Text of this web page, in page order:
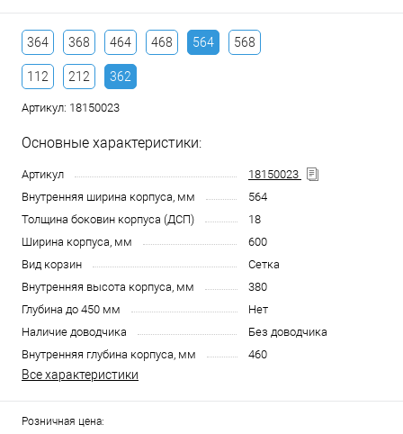
364 368 464 468 564 568
112 212 362
Артикул: 18150023
Основные характеристики:
Артикул
18150023
Внутренняя ширина корпуса, мм
564
Толщина боковин корпуса (ДСП)
18
Ширина корпуса, мм
600
Вид корзин
Сетка
Внутренняя высота корпуса, мм
380
Глубина до 450 мм
Нет
Наличие доводчика
Без доводчика
Внутренняя глубина корпуса, мм
460
Все характеристики
Розничная цена: